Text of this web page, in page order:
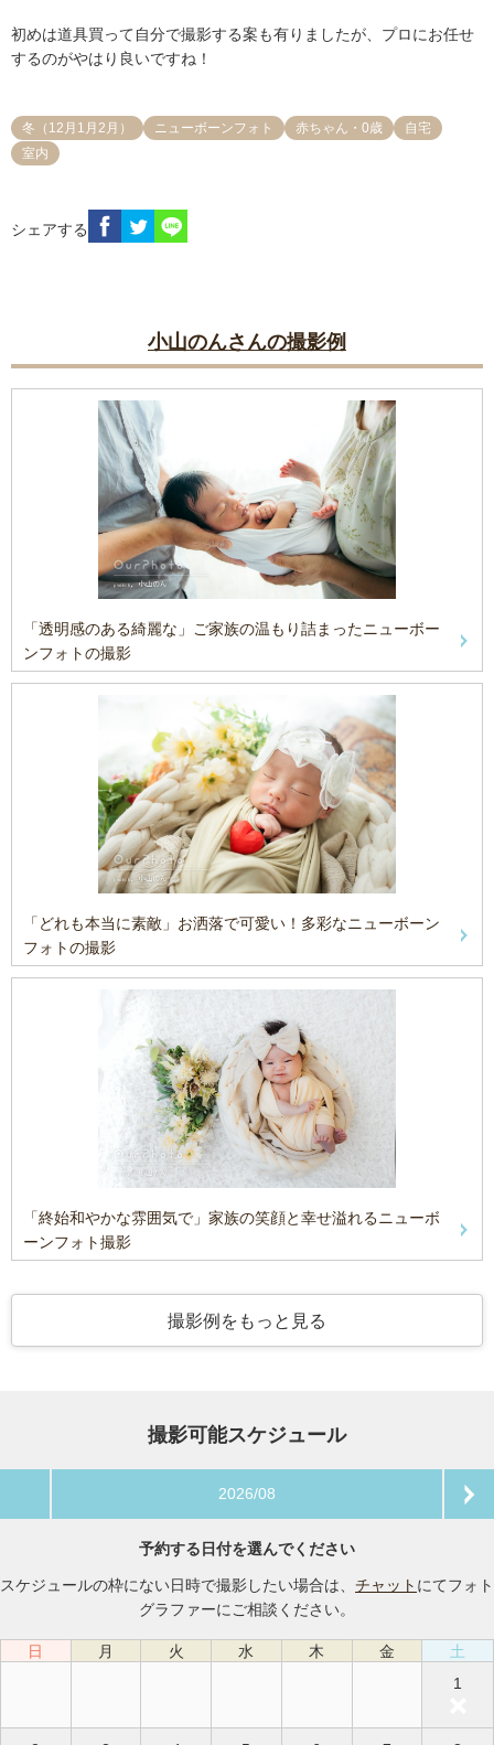
初めは道具買って自分で撮影する案も有りましたが、プロにお任せ
するのがやはり良いですね！
冬（12月1月2月） ニューボーンフォト 赤ちゃん・0歳
自宅
室内
シェアする
小山のんさんの撮影例
「透明感のある綺麗な」ご家族の温もり詰まったニューボー
ンフォトの撮影
「どれも本当に素敵」お洒落で可愛い！多彩なニューボーン
フォトの撮影
「終始和やかな雰囲気で」家族の笑顔と幸せ溢れるニューボ
ーンフォト撮影
撮影例をもっと見る
撮影可能スケジュール
2026/08
予約する日付を選んでください
スケジュールの枠にない日時で撮影したい場合は、 チャット にてフォト
グラファーにご相談ください。
日 月 火 水 木 金
土
1